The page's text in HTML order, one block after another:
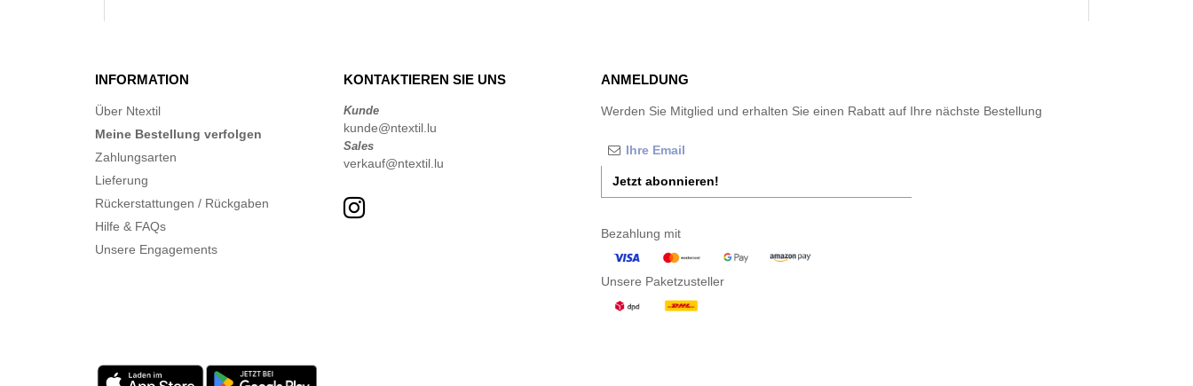
INFORMATION
Über Ntextil
Meine Bestellung verfolgen
Zahlungsarten
Lieferung
Rückerstattungen / Rückgaben
Hilfe & FAQs
Unsere Engagements
KONTAKTIEREN SIE UNS
Kunde
kunde@ntextil.lu
Sales
verkauf@ntextil.lu
ANMELDUNG
Werden Sie Mitglied und erhalten Sie einen Rabatt auf Ihre nächste Bestellung
Jetzt abonnieren!
Bezahlung mit
Unsere Paketzusteller